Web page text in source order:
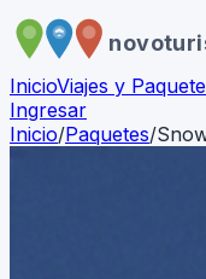
InicioViajes y
Ingresar
Inicio/Paquetes/